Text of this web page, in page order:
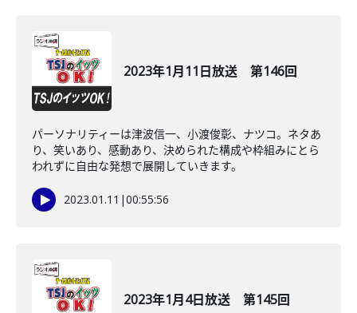
2023年1月11日放送 第146回
パーソナリティーは津波信一、小渡俊彰、ナツコ。ネタあ
り、笑いあり、感動あり、決められた構成や枠組みにとら
われずに自由な発想で展開していきます。
2023.01.11 |00:55:56
2023年1月4日放送 第145回